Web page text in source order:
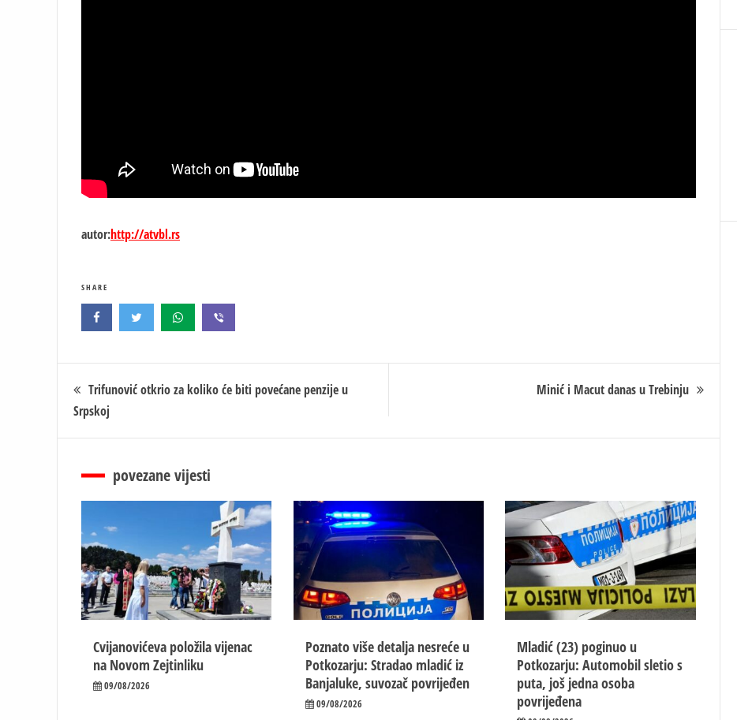
autor:http://atvbl.rs
SHARE
Кретање
чланка
Trifunović otkrio za koliko će biti povećane penzije u
Srpskoj
Minić i Macut danas u Trebinju
povezane vijesti
Cvijanovićeva položila vijenac
na Novom Zejtinliku
09/08/2026
Poznato više detalja nesreće u
Potkozarju: Stradao mladić iz
Banjaluke, suvozač povrijeđen
09/08/2026
Mladić (23) poginuo u
Potkozarju: Automobil sletio s
puta, još jedna osoba
povrijeđena